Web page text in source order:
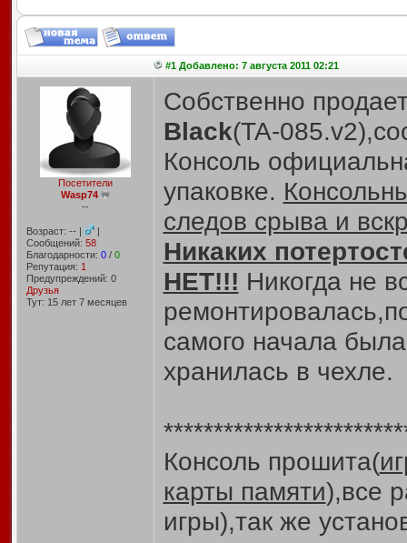
#1 Добавлено: 7 августа 2011 02:21
Посетители
Wasp74
--
Возраст: -- |
|
Сообщений: 58
Благодарности: 0/ 0
Репутация: 1
Предупреждений: 0
Друзья
Тут: 15 лет 7 месяцев
Собственно
Black(TA-
Консоль
упаковке.
следов срыва и
Никаких
НЕТ!!! Никогда не
самого начала
хранилась в чехле.
Консоль прошита(
карты памяти),все
игры),так же